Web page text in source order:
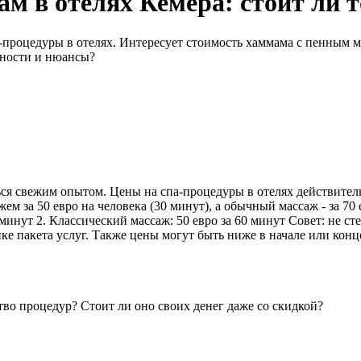
в отелях. Интересует стоимость хаммама с
и нюансы?
свежим опытом. Цены на спа-процедуры в отелях
за 50 евро на человека (30 минут), а обычный массаж - за
2. Классический массаж: 50 евро за 60 минут Совет: не
пакета услуг. Также цены могут быть ниже в начале или
процедур? Стоит ли оно своих денег даже со скидкой?